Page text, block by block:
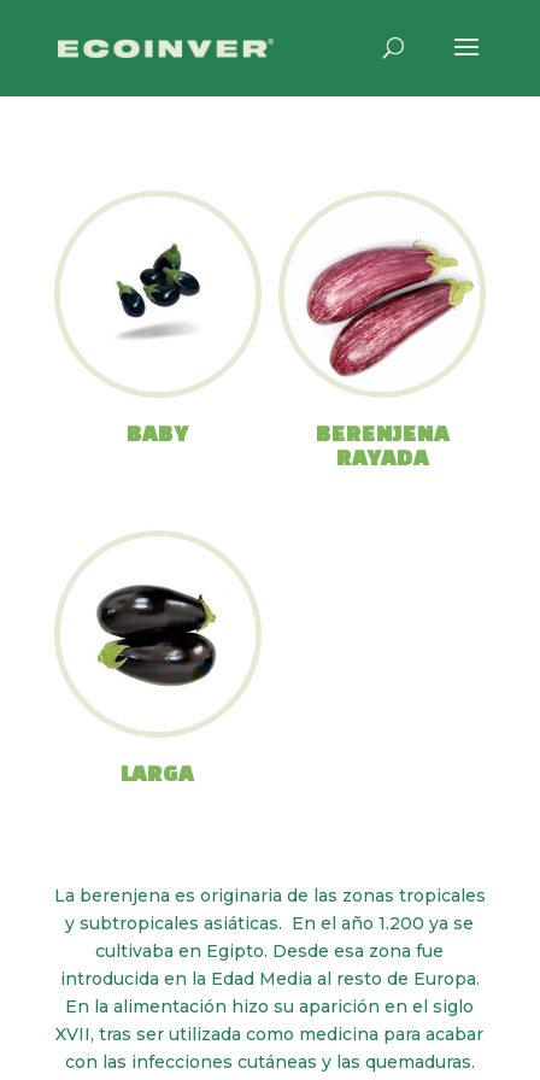
BABY
BERENJENA
RAYADA
LARGA
La berenjena es originaria de las zonas tropicales
y subtropicales asiáticas. En el año 1.200 ya se
cultivaba en Egipto. Desde esa zona fue
introducida en la Edad Media al resto de Europa.
En la alimentación hizo su aparición en el siglo
XVII, tras ser utilizada como medicina para acabar
con las infecciones cutáneas y las quemaduras.